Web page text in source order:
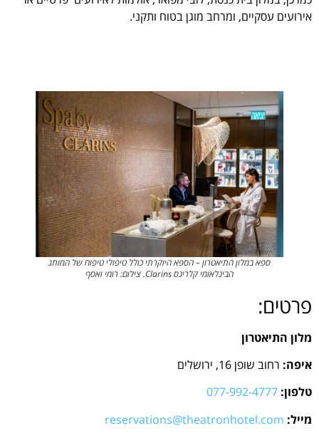
אירועים עסקיים, ומרחב מוגן בטוח ותקני.
ספא במלון התיאטרון – הספא היוקרתי כולל טיפולי טיפוח של המותג
הבינלאומי קלרינס Clarins. צילום: רומי ואסף
פרטים:
מלון התיאטרון
איפה: רחוב שופן 16, ירושלים
טלפון: 077-992-4777
מייל: reservations@theatronhotel.com